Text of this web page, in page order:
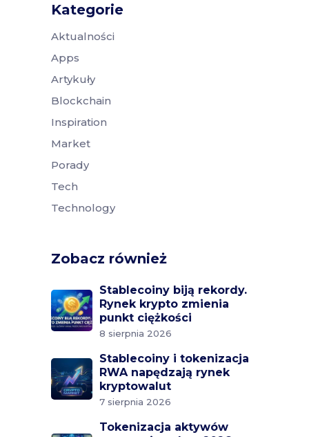
Kategorie
Aktualności
Apps
Artykuły
Blockchain
Inspiration
Market
Porady
Tech
Technology
Zobacz również
Stablecoiny biją rekordy.
Rynek krypto zmienia
punkt ciężkości
8 sierpnia 2026
Stablecoiny i tokenizacja
RWA napędzają rynek
kryptowalut
7 sierpnia 2026
Tokenizacja aktywów